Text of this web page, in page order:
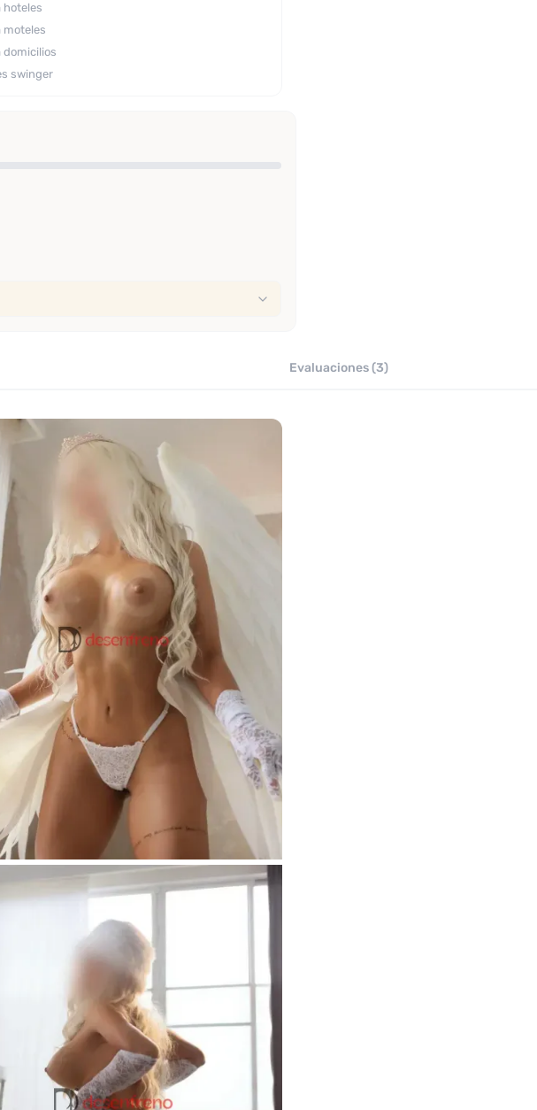
hoteles
moteles
domicilios
swinger
Evaluaciones (3)